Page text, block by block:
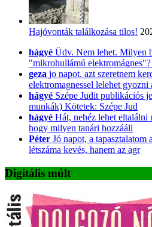
Hajóvonták találkozása tilos!
hágyé Üdv. Nem lehet. Milyen
"mikrohullámú
geza jo napot. azt szeretnem
elektromagnessel lelehet gyozni
hágyé Szépe Judit publikációs
munkák) Kötetek: Szépe Jud
hágyé Hát, nehéz lehet
hogy milyen tanári hozzááll
Péter Jó napot, a tapasztalatom
létszáma kevés, hanem az agr
Digitális múlt